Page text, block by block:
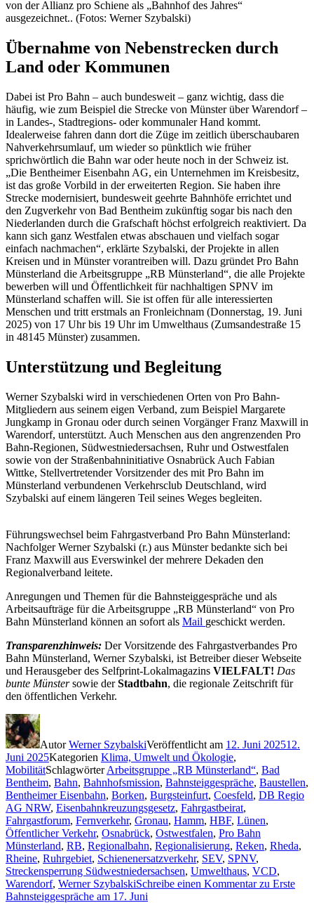
von der Allianz pro Schiene als „Bahnhof des Jahres“
ausgezeichnet.. (Fotos: Werner Szybalski)
Übernahme von Nebenstrecken durch
Land oder Kommunen
Dabei ist Pro Bahn – auch bundesweit – ganz wichtig, dass die
häufig, wie zum Beispiel die Strecke von Münster über Warendorf –
in Landes-, Stadtregions- oder kommunaler Hand kommt.
Idealerweise fahren dann dort die Züge im zeitlich überschaubaren
Nahverkehrsumlauf, um wieder so pünktlich wie früher
sprichwörtlich die Bahn war oder heute noch in der Schweiz ist.
„Die Bentheimer Eisenbahn AG, ein Unternehmen im Kreisbesitz,
ist das große Vorbild in der erweiterten Region. Sie haben ihre
Strecke modernisiert, bundesweit geehrte Bahnhöfe errichtet und
den Zugverkehr von Bad Bentheim zukünftig sogar bis nach den
Niederlanden durch die Grafschaft höchst erfolgreich reaktiviert. Da
kann sich ganz Westfalen etwas abschauen und vielfach sogar
einfach nachmachen“, erklärte Szybalski, der Projekte in allen
Kreisen und in Münster vorantreiben will. Dazu gründet Pro Bahn
Münsterland die Arbeitsgruppe „RB Münsterland“, die alle Projekte
bewerben will und Öffentlichkeit für nachhaltigen SPNV im
Münsterland schaffen will. Sie ist offen für alle interessierten
Menschen und tritt erstmals an Fronleichnam (Donnerstag, 19. Juni
2025) von 17 Uhr bis 19 Uhr im Umwelthaus (Zumsandestraße 15
in 48145 Münster) zusammen.
Unterstützung und Begleitung
Werner Szybalski wird in verschiedenen Orten von Pro Bahn-
Mitgliedern aus seinem eigen Verband, zum Beispiel Margarete
Jungkamp in Gronau oder durch seinen Vorgänger Franz Maxwill in
Warendorf, unterstützt. Auch Menschen aus den angrenzenden Pro
Bahn-Regionen, Südwestniedersachsen, Ruhr und Ostwestfalen
sowie von der Straßenbahninitiative Osnabrück Auch Fabian
Wittke, Stellvertretender Vorsitzender des mit Pro Bahn im
Münsterland verbundenen Verkehrsclub Deutschland, wird
Szybalski auf einem längeren Teil seines Weges begleiten.
Führungswechsel beim Fahrgastverband Pro Bahn Münsterland:
Nachfolger Werner Szybalski (r.) aus Münster bedankte sich bei
Franz Maxwill aus Everswinkel der mehrere Dekaden den
Regionalverband leitete.
Anregungen und Themen für die Bahnsteiggespräche und als
Arbeitsaufträge für die Arbeitsgruppe „RB Münsterland“ von Pro
Bahn Münsterland können an sofort als Mail geschickt werden.
Transparenzhinweis: Der Vorsitzende des Fahrgastverbandes Pro
Bahn Münsterland, Werner Szybalski, ist Betreiber dieser Webseite
und Herausgeber des Selfprint-Lokalmagazins VIELFALT! Das
bunte Münstersowie derStadtbahn, die regionale Zeitschrift für
den öffentlichen Verkehr.
AutorWerner SzybalskiVeröffentlicht am 12. Juni 202512.
Juni 2025Kategorien Klima, Umwelt und Ökologie,
MobilitätSchlagwörterArbeitsgruppe „RB Münsterland“, Bad
Bentheim, Bahn, Bahnhofsmission, Bahnsteiggespräche, Baustellen,
Bentheimer Eisenbahn, Borken, Burgsteinfurt, Coesfeld, DB Regio
AG NRW, Eisenbahnkreuzungsgesetz, Fahrgastbeirat,
Fahrgastforum, Fernverkehr, Gronau, Hamm, HBF, Lünen,
Öffentlicher Verkehr, Osnabrück, Ostwestfalen, Pro Bahn
Münsterland, RB, Regionalbahn, Regionalisierung, Reken, Rheda,
Rheine, Ruhrgebiet, Schienenersatzverkehr, SEV, SPNV,
Streckensperrung Südwestniedersachsen, Umwelthaus, VCD,
Warendorf, Werner SzybalskiSchreibe einen Kommentarzu Erste
Bahnsteiggespräche am 17. Juni